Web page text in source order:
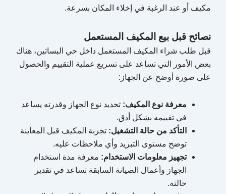
مكيف أو عند الرغبة في إخلاء المكان بسرعة.
نصائح قبل بيع المكيف المستعمل
قبل طلب شراء المكيف المستعمل داخل حي البساتين، هناك
بعض الأمور التي تساعد على تسريع عملية التقييم والحصول
على صورة أوضح عن الجهاز:
معرفة نوع المكيف: تحديد نوع الجهاز وقدرته يساعد
في تقييمه بشكل أدق.
التأكد من حالة التشغيل: تجربة المكيف قبل المعاينة
توضح مستوى التبريد وأي ملاحظات عليه.
تجهيز معلومات الاستخدام: معرفة مدة استخدام
الجهاز وأعمال الصيانة السابقة تساعد في تقدير
حالته.